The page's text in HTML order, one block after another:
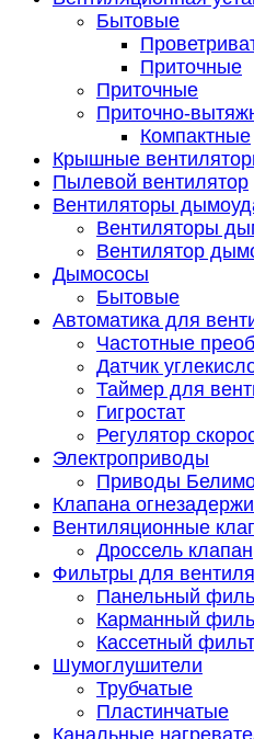
Бытовые
Приточные
Приточные
Приточно-
Компактные
Крышные
Пылевой вентилятор
Вентиляторы
Вентиляторы
Вентилятор
Дымососы
Бытовые
Автоматика для
Частотные
Датчик
Таймер для
Гигростат
Регулятор
Электроприводы
Приводы
Клапана
Вентиляционные
Дроссель клапан
Фильтры для
Панельный
Карманный
Кассетный
Шумоглушители
Трубчатые
Пластинчатые
Канальные